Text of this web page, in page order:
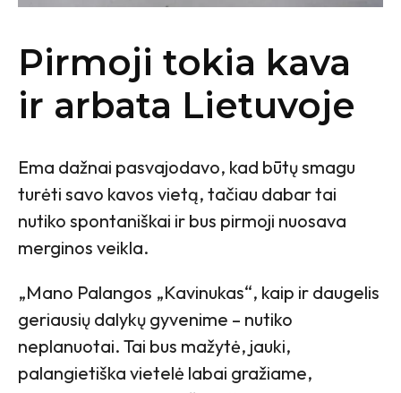
Pirmoji tokia kava
ir arbata Lietuvoje
Ema dažnai pasvajodavo, kad būtų smagu
turėti savo kavos vietą, tačiau dabar tai
nutiko spontaniškai ir bus pirmoji nuosava
merginos veikla.
„Mano Palangos „Kavinukas“, kaip ir daugelis
geriausių dalykų gyvenime – nutiko
neplanuotai. Tai bus mažytė, jauki,
palangietiška vietelė labai gražiame,